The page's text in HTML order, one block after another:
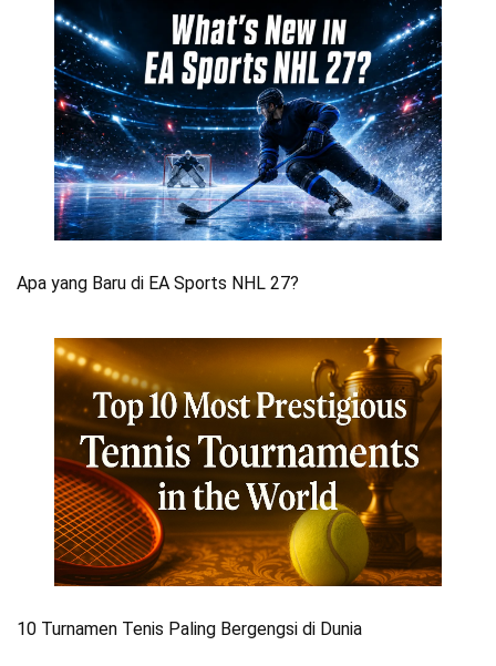
Apa yang Baru di EA Sports NHL 27?
10 Turnamen Tenis Paling Bergengsi di Dunia